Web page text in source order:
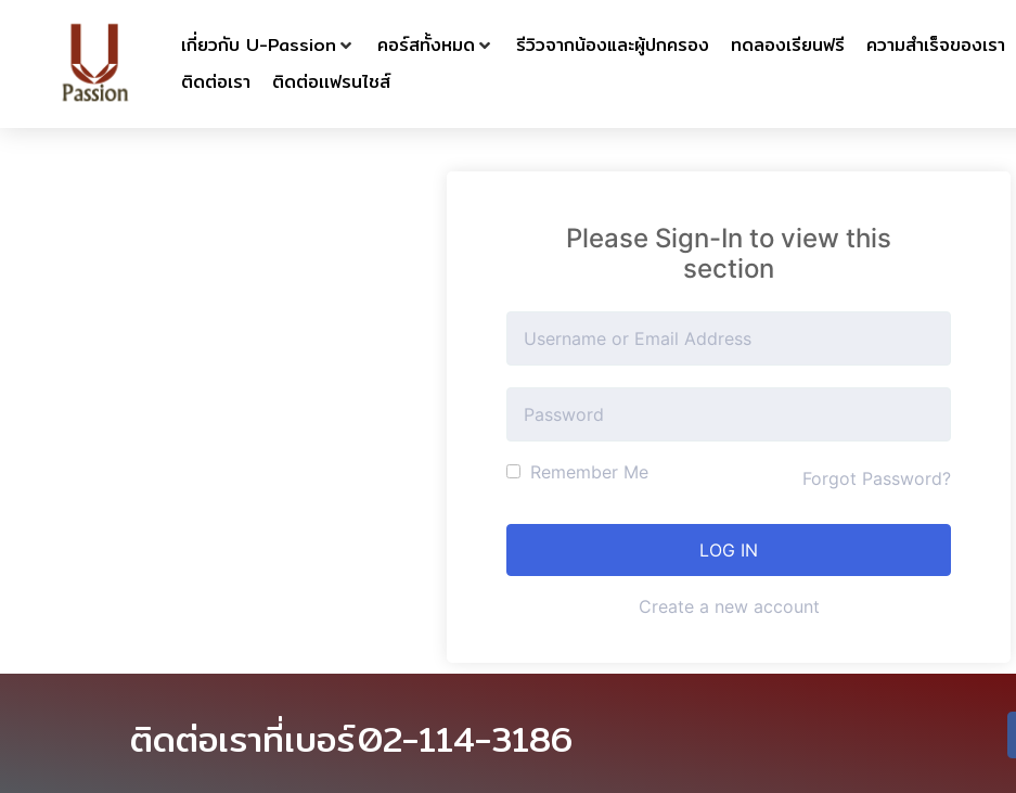
เกี่ยวกับ U-Passion คอร์สทั้งหมด รีวิวจากน้องและผู้ปกครอง ทดลองเรียนฟรี ความสำเร็จของเรา
ติดต่อเรา
ติดต่อเเฟรนไชส์
Please Sign-In to view this
section
Remember Me Forgot Password?
Create a new account
ติดต่อเราที่เบอร์02-114-3186